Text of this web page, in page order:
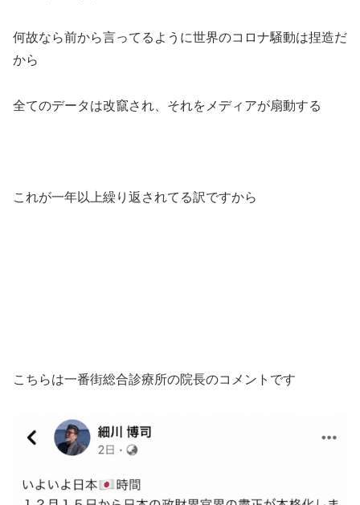
何故なら前から言ってるように世界のコロナ騒動は捏造だ
から
全てのデータは改竄され、それをメディアが扇動する
これが一年以上繰り返されてる訳ですから
こちらは一番街総合診療所の院長のコメントです